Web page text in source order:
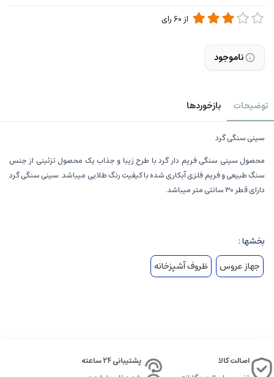
از 60رای
ناموجود
توضیحات بازخوردها
سینی سنگی گرد
محصول سینی سنگی فریم دار گرد با طرح زیبا و جذاب یک محصول تزئینی از جنس
سنگ طبیعی و فریم فلزی آبکاری شده با کیفیت رنگ طلایی میباشد. سینی سنگی گرد
دارای قطر 30 سانتی متر میباشد.
بخشها :
جهاز عروس
ظروف آشپزخانه
اصالت کالا
پشتیبانی 24 ساعته